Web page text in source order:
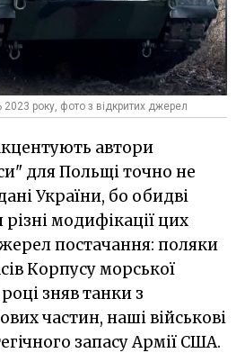
року, фото з відкритих джерел
автори
для Польщі точно не
України, бо обидві
модифікації цих
постачання: поляки
Корпусу морської
зняв танки з
частин, наші військові
запасу Армії США.